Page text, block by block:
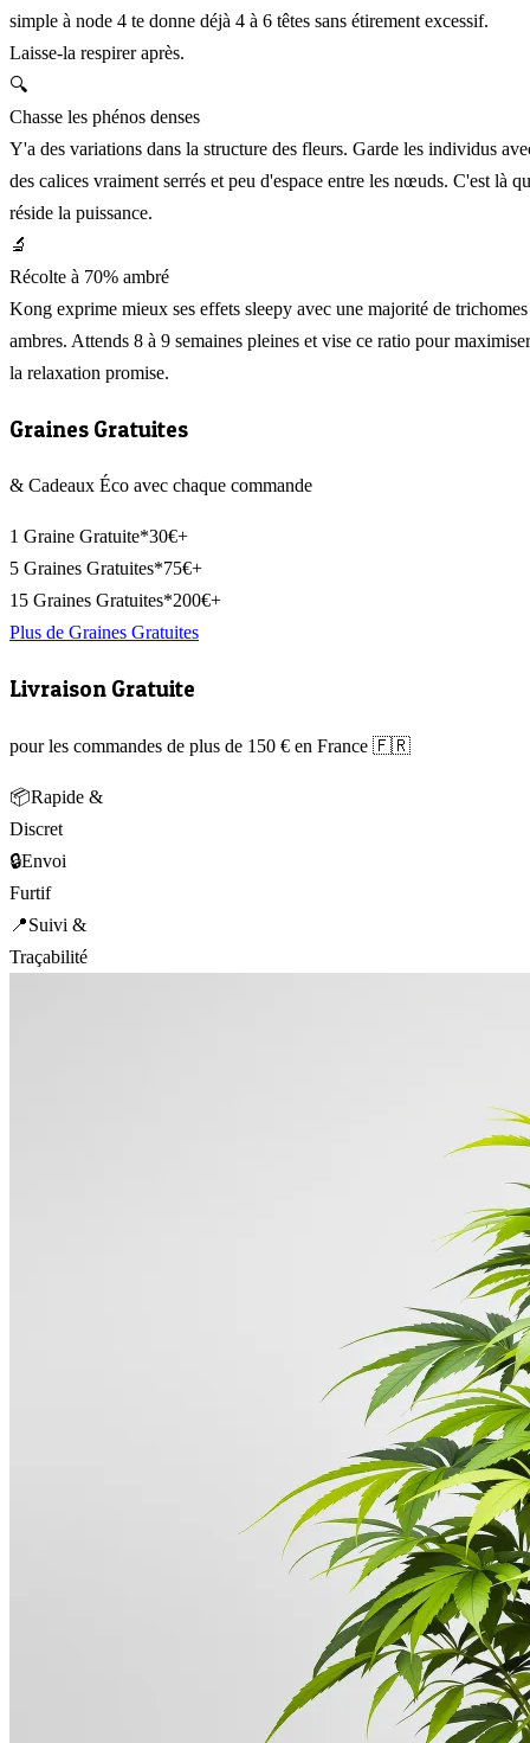
simple à node 4 te donne déjà 4 à 6 têtes sans étirement excessif.
Laisse-la respirer après.
🔍
Chasse les phénos denses
Y'a des variations dans la structure des fleurs. Garde les individus
des calices vraiment serrés et peu d'espace entre les nœuds. C'est là
réside la puissance.
🔬
Récolte à 70% ambré
Kong exprime mieux ses effets sleepy avec une majorité de trichomes
ambres. Attends 8 à 9 semaines pleines et vise ce ratio pour maximiser
la relaxation promise.
Graines Gratuites
& Cadeaux Éco avec chaque commande
1 Graine Gratuite*30€+
5 Graines Gratuites*75€+
15 Graines Gratuites*200€+
Plus de Graines Gratuites
Livraison Gratuite
pour les commandes de plus de 150 € en France 🇫🇷
📦Rapide &
Discret
🔒Envoi
Furtif
📍Suivi &
Traçabilité